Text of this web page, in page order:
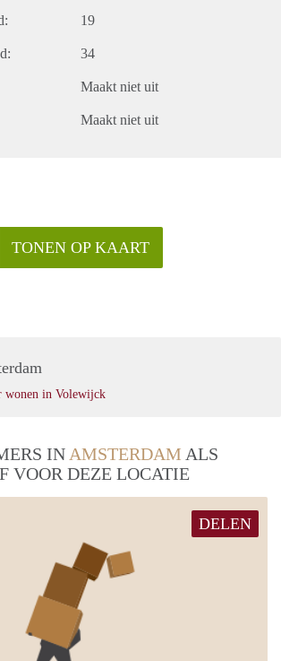
19
34
Maakt niet uit
Maakt niet uit
TONEN OP KAART
wonen in Volewijck
INAMSTERDAM ALS
VOOR DEZE LOCATIE
DELEN